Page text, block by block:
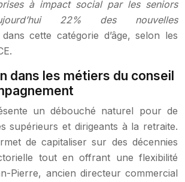
à impact social par les seniors
22% des nouvelles
dans cette catégorie d’âge, selon les
dans les métiers du conseil
un débouché naturel pour de
supérieurs et dirigeants à la retraite.
de capitaliser sur des décennies
tout en offrant une flexibilité
Pierre, ancien directeur commercial